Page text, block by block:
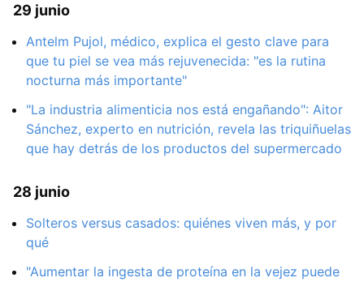
29 junio
Antelm Pujol, médico, explica el gesto clave para
que tu piel se vea más rejuvenecida: "es la rutina
nocturna más importante"
"La industria alimenticia nos está engañando": Aitor
Sánchez, experto en nutrición, revela las triquiñuelas
que hay detrás de los productos del supermercado
28 junio
Solteros versus casados: quiénes viven más, y por
qué
"Aumentar la ingesta de proteína en la vejez puede